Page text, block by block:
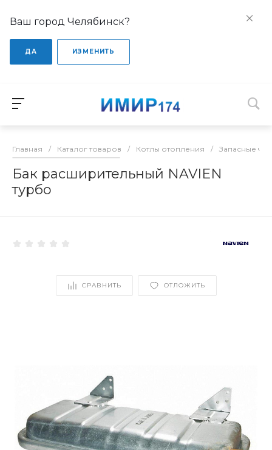
Ваш город Челябинск?
ДА ИЗМЕНИТЬ
Главная / Каталог товаров / Котлы отопления / Запасные
Бак расширительный NAVIEN
турбо
СРАВНИТЬ ОТЛОЖИТЬ